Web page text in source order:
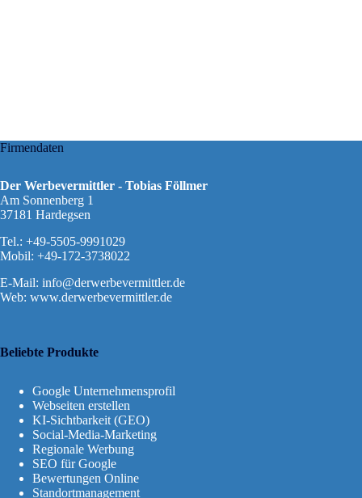
Firmendaten
Der Werbevermittler - Tobias Föllmer
Am Sonnenberg 1
37181 Hardegsen
Tel.: +49-5505-9991029
Mobil: +49-172-3738022
E-Mail: info@derwerbevermittler.de
Web: www.derwerbevermittler.de
Beliebte Produkte
Google Unternehmensprofil
Webseiten erstellen
KI-Sichtbarkeit (GEO)
Social-Media-Marketing
Regionale Werbung
SEO für Google
Bewertungen Online
Standortmanagement